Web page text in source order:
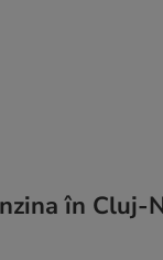
în Cluj-